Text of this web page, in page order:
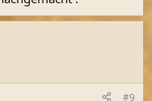
#9